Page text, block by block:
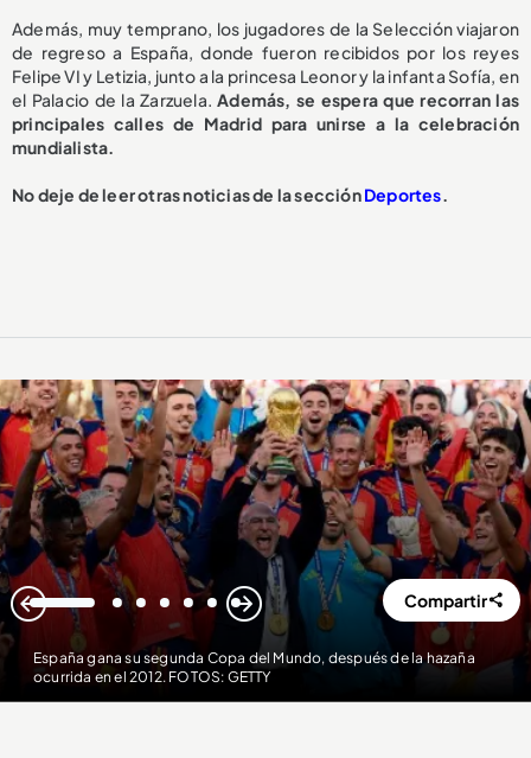
Además, muy temprano, los jugadores de la Selección viajaron
de regreso a España, donde fueron recibidos por los reyes
Felipe VI y Letizia, junto a la princesa Leonor y la infanta Sofía, en
el Palacio de la Zarzuela.Además, se espera que recorran las
principales calles de Madrid para unirse a la celebración
mundialista.
No deje de leer otras noticias de la secciónDeportes.
España gana su segunda Copa del Mundo, después de la hazaña
ocurrida en el 2012. FOTOS: GETTY
1 2 3 4 5 6 7 Compartir